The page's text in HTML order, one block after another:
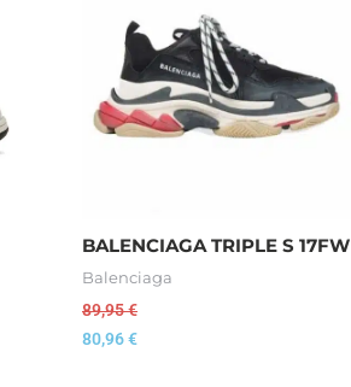
BALENCIAGA TRIPLE S 17FW
Balenciaga
89,95€
80,96€